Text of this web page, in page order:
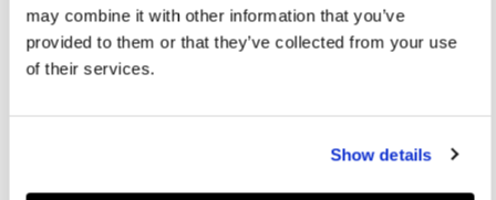
may combine it with other information that you’ve
provided to them or that they’ve collected from your use
of their services.
Show details
Guide des tailles
Livraison en 3-4 jours ouvrables Livraison gratuite et délai de retours